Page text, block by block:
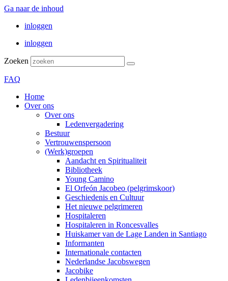
Ga naar de inhoud
inloggen
inloggen
Zoeken
FAQ
Home
Over ons
Over ons
Ledenvergadering
Bestuur
Vertrouwenspersoon
(Werk)groepen
Aandacht en Spiritualiteit
Bibliotheek
Young Camino
El Orfeón Jacobeo (pelgrimskoor)
Geschiedenis en Cultuur
Het nieuwe pelgrimeren
Hospitaleren
Hospitaleren in Roncesvalles
Huiskamer van de Lage Landen in Santiago
Informanten
Internationale contacten
Nederlandse Jacobswegen
Jacobike